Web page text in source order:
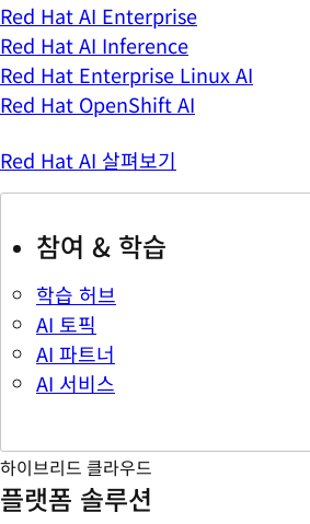
Red Hat AI Enterprise
Red Hat AI Inference
Red Hat Enterprise Linux AI
Red Hat OpenShift AI
Red Hat AI 살펴보기
참여 & 학습
학습 허브
AI 토픽
AI 파트너
AI 서비스
하이브리드 클라우드
플랫폼 솔루션